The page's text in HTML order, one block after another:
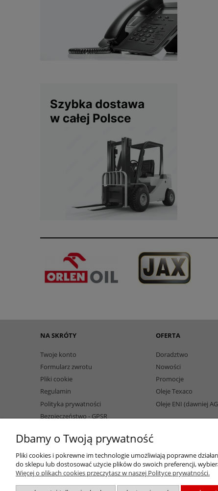
NA SKRÓTY
Twoje konto
Formularz zwrotu
Pliki cookie
Regulamin
Polityka prywatności
Bezpieczeństwo - GPSR
OFERTA
Doradztwo
Nowości
Promocje
Oleje Texaco
Oleje ENI (dawniej
Dbamy o Twoją prywatność
Pliki cookies i pokrewne im technologie umożliwiają poprawne
do sklepu lub dostosować użycie plików do swoich preferencji,
Więcej o plikach cookies przeczytasz w naszej Polityce prywatności.